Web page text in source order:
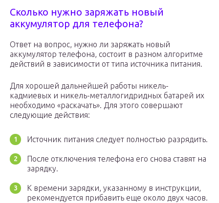
Сколько нужно заряжать новый
аккумулятор для телефона?
Ответ на вопрос, нужно ли заряжать новый
аккумулятор телефона, состоит в разном алгоритме
действий в зависимости от типа источника питания.
Для хорошей дальнейшей работы никель-
кадмиевых и никель-металлогидридных батарей их
необходимо «раскачать». Для этого совершают
следующие действия:
Источник питания следует полностью разрядить.
После отключения телефона его снова ставят на
зарядку.
К времени зарядки, указанному в инструкции,
рекомендуется прибавить еще около двух часов.